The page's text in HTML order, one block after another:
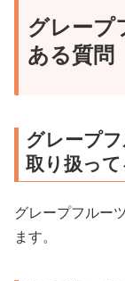
グレープ
ある質問
グレープ
取り扱って
グレープフルー
ます。